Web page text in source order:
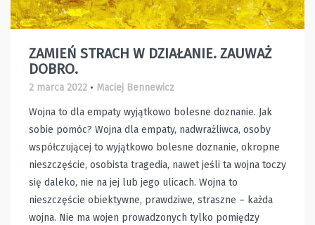
ZAMIEŃ STRACH W DZIAŁANIE. ZAUWAŻ
DOBRO.
2 marca 2022 • Maciej Bennewicz
Wojna to dla empaty wyjątkowo bolesne doznanie. Jak
sobie pomóc? Wojna dla empaty, nadwrażliwca, osoby
współczującej to wyjątkowo bolesne doznanie, okropne
nieszczęście, osobista tragedia, nawet jeśli ta wojna toczy
się daleko, nie na jej lub jego ulicach. Wojna to
nieszczęście obiektywne, prawdziwe, straszne – każda
wojna. Nie ma wojen prowadzonych tylko pomiędzy